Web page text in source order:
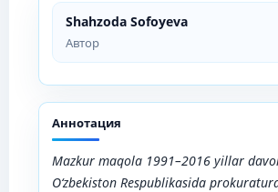
Shahzoda Sofoyeva
Автор
Аннотация
Mazkur maqola 1991–2016 yillar
O‘zbekiston Respublikasida